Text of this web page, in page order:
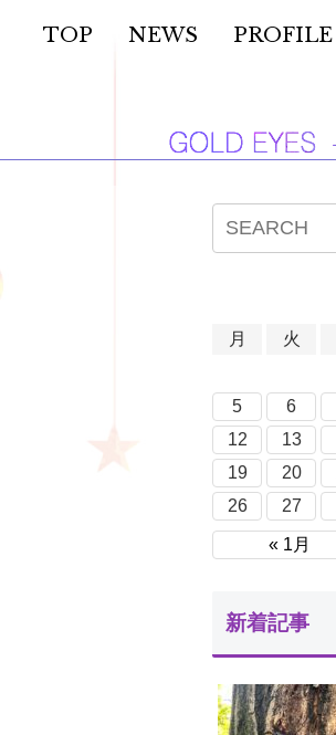
TOP NEWS PROFILE
月 火
5
6
12
13
19
20
26
27
« 1月
新着記事